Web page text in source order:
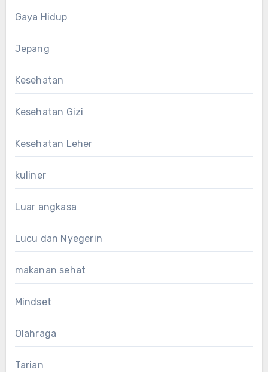
Gaya Hidup
Jepang
Kesehatan
Kesehatan Gizi
Kesehatan Leher
kuliner
Luar angkasa
Lucu dan Nyegerin
makanan sehat
Mindset
Olahraga
Tarian